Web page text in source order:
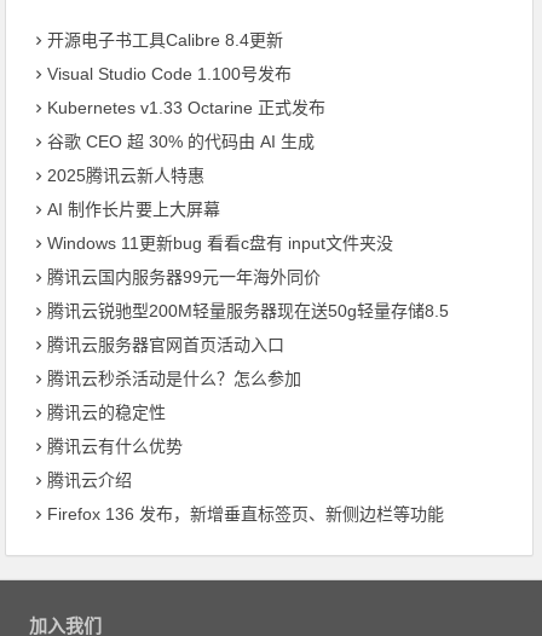
开源电子书工具Calibre 8.4更新
Visual Studio Code 1.100号发布
Kubernetes v1.33 Octarine 正式发布
​谷歌 CEO 超 30% 的代码由 AI 生成
2025腾讯云新人特惠
AI 制作长片要上大屏幕
Windows 11更新bug 看看c盘有 input文件夹没
腾讯云国内服务器99元一年海外同价
腾讯云锐驰型200M轻量服务器现在送50g轻量存储8.5
腾讯云服务器官网首页活动入口
腾讯云秒杀活动是什么？怎么参加
腾讯云的稳定性
腾讯云有什么优势
腾讯云介绍
Firefox 136 发布，新增垂直标签页、新侧边栏等功能
加入我们